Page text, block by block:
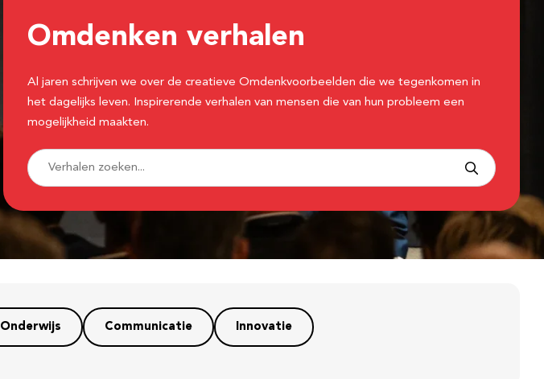
Omdenken verhalen
Al jaren schrijven we over de creatieve Omdenkvoorbeelden die we tegenkomen in
het dagelijks leven. Inspirerende verhalen van mensen die van hun probleem een
mogelijkheid maakten.
Onderwijs Communicatie Innovatie